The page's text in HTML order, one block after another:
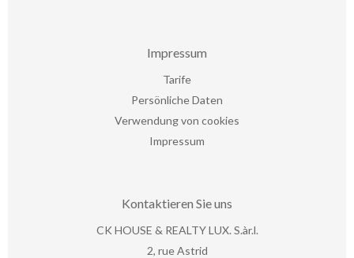
Impressum
Tarife
Persönliche Daten
Verwendung von cookies
Impressum
Kontaktieren Sie uns
CK HOUSE & REALTY LUX. S.àr.l.
2, rue Astrid